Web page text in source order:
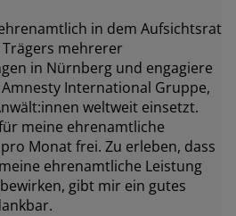
in dem Aufsichtsrat
mehrerer
in Nürnberg und engagiere
International Gruppe,
weltweit einsetzt.
meine ehrenamtliche
Monat frei. Zu erleben, dass
ehrenamtliche Leistung
gibt mir ein gutes